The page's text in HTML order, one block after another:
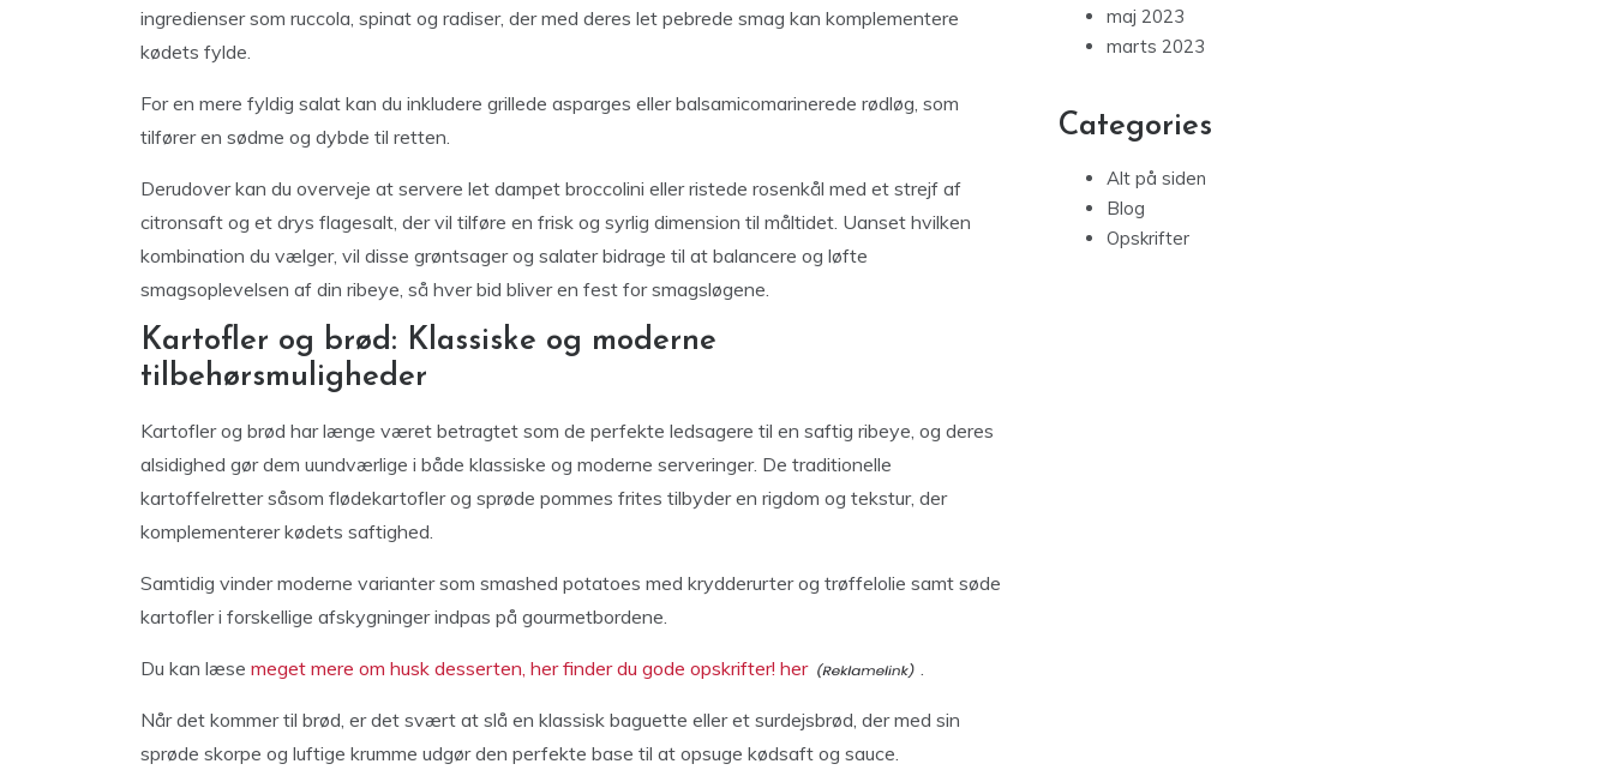
ingredienser som ruccola, spinat og radiser, der med deres let pebrede smag kan komplementere
kødets fylde.
For en mere fyldig salat kan du inkludere grillede asparges eller balsamicomarinerede rødløg, som
tilfører en sødme og dybde til retten.
Derudover kan du overveje at servere let dampet broccolini eller ristede rosenkål med et strejf af
citronsaft og et drys flagesalt, der vil tilføre en frisk og syrlig dimension til måltidet. Uanset hvilken
kombination du vælger, vil disse grøntsager og salater bidrage til at balancere og løfte
smagsoplevelsen af din ribeye, så hver bid bliver en fest for smagsløgene.
Kartofler og brød: Klassiske og moderne
tilbehørsmuligheder
Kartofler og brød har længe været betragtet som de perfekte ledsagere til en saftig ribeye, og deres
alsidighed gør dem uundværlige i både klassiske og moderne serveringer. De traditionelle
kartoffelretter såsom flødekartofler og sprøde pommes frites tilbyder en rigdom og tekstur, der
komplementerer kødets saftighed.
Samtidig vinder moderne varianter som smashed potatoes med krydderurter og trøffelolie samt søde
kartofler i forskellige afskygninger indpas på gourmetbordene.
Du kan læse meget mere om husk desserten, her finder du gode opskrifter! her .
Når det kommer til brød, er det svært at slå en klassisk baguette eller et surdejsbrød, der med sin
sprøde skorpe og luftige krumme udgør den perfekte base til at opsuge kødsaft og sauce.
maj 2023
marts 2023
Categories
Alt på siden
Blog
Opskrifter